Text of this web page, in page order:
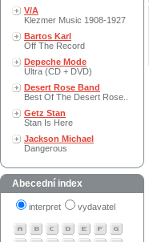
V/A
Klezmer Music 1908-1927
Bartos Karl
Off The Record
Depeche Mode
Ultra (CD + DVD)
Desert Rose Band
Best Of The Desert Rose..
Getz Stan
Stan Is Here
Jackson Michael
Dangerous
Abecední index
interpret vydavatel